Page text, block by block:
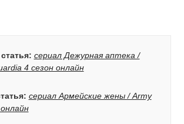
сериал Дежурная аптека /
4 сезон онлайн
сериал Армейские жены / Army